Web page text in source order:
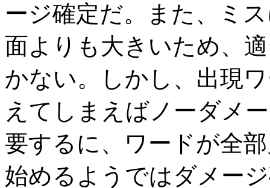
ージ確定だ。また、ミ
面よりも大きいため、
かない。しかし、出現
えてしまえばノーダメ
要するに、ワードが全
始めるようではダメー